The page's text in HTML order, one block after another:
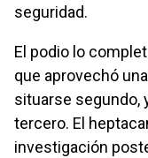
seguridad.
El podio lo
que aprovechó
situarse segundo,
tercero. El
investigación